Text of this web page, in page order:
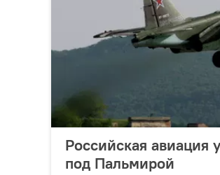
Российская авиация
под Пальмирой